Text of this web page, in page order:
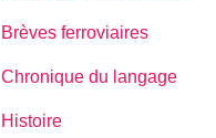
Brèves ferroviaires
Chronique du langage
Histoire